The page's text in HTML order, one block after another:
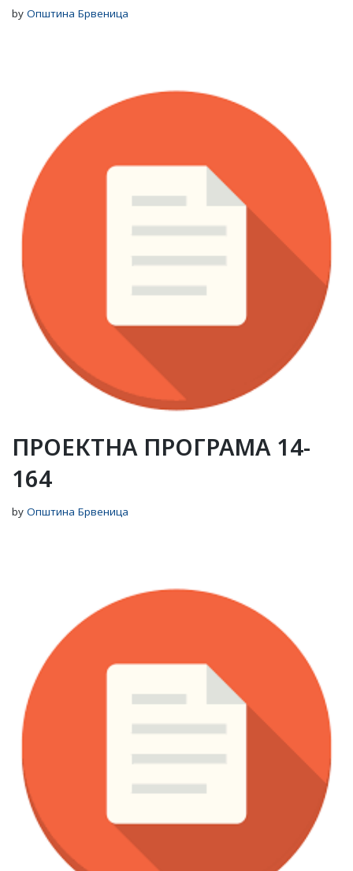
by Општина Брвеница
ПРОЕКТНА ПРОГРАМА 14-
164
by Општина Брвеница